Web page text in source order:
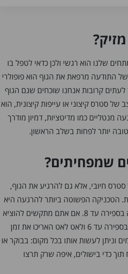
שלנו הוא רגשי ולכן כדאי לטפל בו
של התודעה מרפאת את הגוף הוא פופולרי
קרובות אנחנו שוכחים שגם הגוף
סטרס קיצוני או עייפות קיצונית, הוא
כמו מדיטציות, דמיון מודרך
טובה יותר לפחות בשלב הראשון.
שמפחיתים?
חיובי, אלא גם להרגיע את הגוף,
הטכניקה הפשוטה ביותר להרגעה היא
שאיפה קצרה בספירה עד 4 ונשיפה ארוכה בספירה עד 8. אם אתם מתקשים להוציא
אוויר בנשיפה כה ארוכה, התחילו מנשיפה בספירה עד 6 ולאט לאט האריכו את זמן
מומלץ לחזור על התרגיל 10 פעמים וניתן לעשות אותו בכל מקום: בבוקר או
כדי בישולים, איפה שרק תרצו